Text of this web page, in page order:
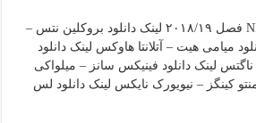
خلاصه بازی های لیگ NBA فصل ۲۰۱۸/۱۹ لینک دانلود بروکلین نتس –
میامی هیت – آتلانتا هاوکس لینک دانلود
لینک دانلود فینیکس سانز – میلواکی
کینگز – نیویورک نایکس لینک دانلود لس